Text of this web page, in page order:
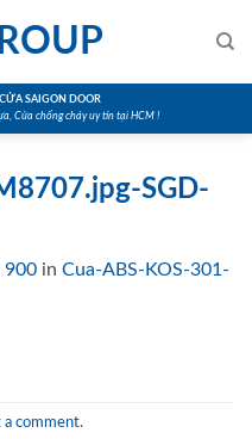
SAIGON DOOR
Cửa chống cháy uy tín tại HCM !
SGD-
900 in Cua-ABS-KOS-301-
a comment.